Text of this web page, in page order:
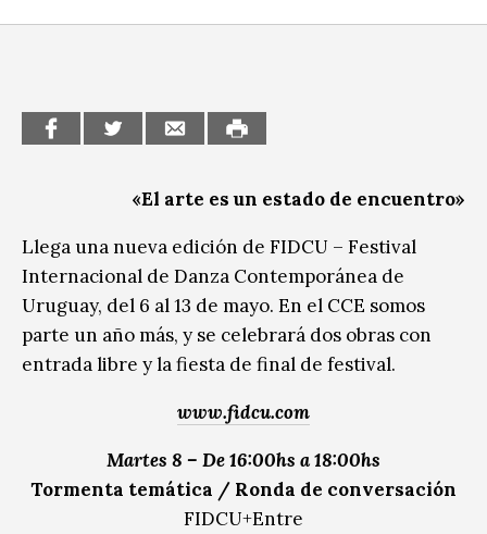
Música
«El arte es un estado de encuentro»
Llega una nueva edición de FIDCU – Festival
Internacional de Danza Contemporánea de
Uruguay, del 6 al 13 de mayo. En el CCE somos
parte un año más, y se celebrará dos obras con
entrada libre y la fiesta de final de festival.
www.fidcu.com
Martes 8 – De 16:00hs a 18:00hs
Tormenta temática / Ronda de conversación
FIDCU+Entre